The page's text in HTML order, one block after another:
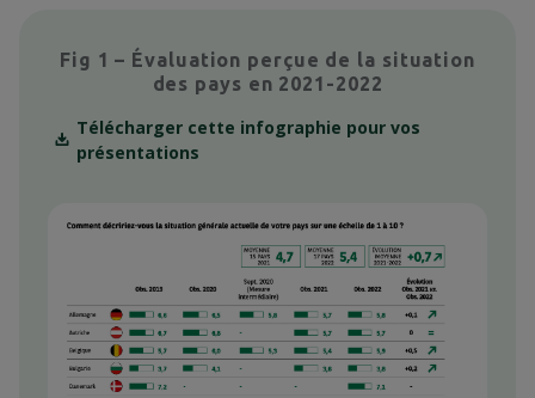
Fig 1 – Évaluation perçue de la situation
des pays en 2021-2022
Télécharger cette infographie pour vos
présentations